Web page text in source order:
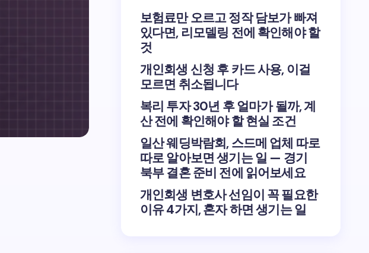
보험료만 오르고 정작 담보가 빠져
있다면, 리모델링 전에 확인해야 할
것
개인회생 신청 후 카드 사용, 이걸
모르면 취소됩니다
복리 투자 30년 후 얼마가 될까, 계
산 전에 확인해야 할 현실 조건
일산 웨딩박람회, 스드메 업체 따로
따로 알아보면 생기는 일 — 경기
북부 결혼 준비 전에 읽어보세요
개인회생 변호사 선임이 꼭 필요한
이유 4가지, 혼자 하면 생기는 일